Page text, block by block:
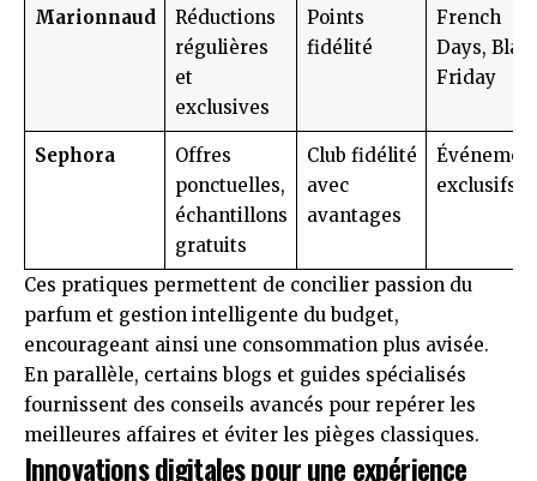
Marionnaud
Réductions
régulières
et
exclusives
Points
fidélité
French
Days,
Friday
Sephora
Offres
ponctuelles,
échantillons
gratuits
Club fidélité
avec
avantages
exclusifs
Ces pratiques permettent de concilier passion du
parfum et gestion intelligente du budget,
encourageant ainsi une consommation plus avisée.
En parallèle, certains blogs et guides spécialisés
fournissent des conseils avancés pour repérer les
meilleures affaires et éviter les pièges classiques.
Innovations digitales pour une expérience